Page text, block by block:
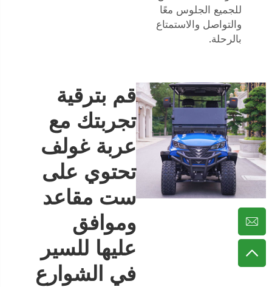
للجميع الجلوس معًا
والتواصل والاستمتاع
بالرحلة.
قم بترقية
تجربتك مع
عربة غولف
تحتوي على
ست مقاعد
وموافق
عليها للسير
في الشوارع